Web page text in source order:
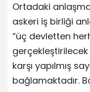
Ortadaki
askeri iş birliği
“üç devletten
gerçekleştirilecek
karşı yapılmış
bağlamaktadır.